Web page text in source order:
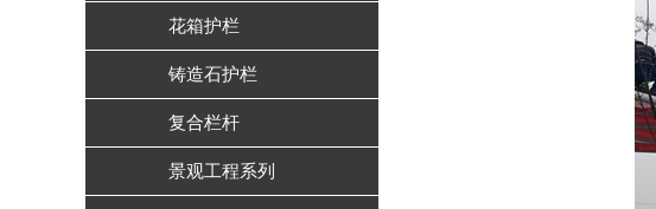
花箱护栏
铸造石护栏
复合栏杆
景观工程系列